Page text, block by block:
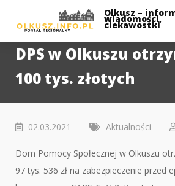
content
Olkusz –
wiadomości,
ciekawostki
DPS w Olkuszu
100 tys. złotych
02.03.2021 Aktualności
Dom Pomocy Społecznej w Olkuszu
97 tys. 536 zł na zabezpieczenie przed